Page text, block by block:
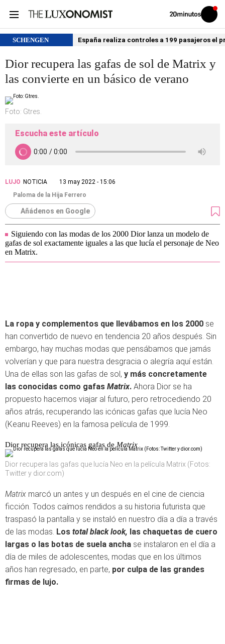
Volver
Iniciar
sesión
SCHENGEN España realiza controles a 199 pasajeros el
Dior recupera las gafas de sol de Matrix y
las convierte en un básico de verano
Foto: Gtres.
Escucha este artículo
LUJO NOTICIA
13 may 2022 - 15:06
Paloma de la Hija Ferrero
Añádenos en Google
Siguiendo con las modas de los 2000 Dior lanza un modelo de
gafas de sol exactamente iguales a las que lucía el personaje de Neo
en Matrix.
La ropa y complementos que llevábamos en los 2000 se
han convertido de nuevo en tendencia 20 años después. Sin
embargo, hay muchas modas que pensábamos que jamás
volverían y que para nuestra desgracia o alegría aquí están.
Una de ellas son las gafas de sol, y más concretamente
las conocidas como gafas Matrix. Ahora Dior se ha
propuesto hacernos viajar al futuro, pero retrocediendo 20
años atrás, recuperando las icónicas gafas que lucía Neo
(Keanu Reeves) en la famosa película de 1999.
Dior recupera las icónicas gafas de Matrix
Dior recupera las gafas que lucía Neo en la película Matrix (Fotos:
Twitter y dior.com)
Matrix marcó un antes y un después en el cine de ciencia
ficción. Todos caímos rendidos a su historia futurista que
traspasó la pantalla y se instaló en nuestro día a día a través
de las modas. Los total black look, las chaquetas de cuero
largas o las botas de suela ancha se instalaron en el día a
día de miles de adolescentes, modas que en los últimos
años han regresado, en parte, por culpa de las grandes
firmas de lujo.